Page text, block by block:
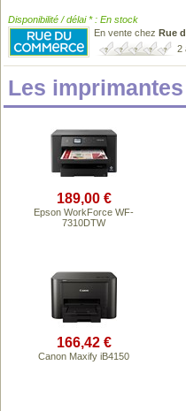
Disponibilité / délai * : En stock
En vente chez Rue
2
Les
189,00 €
Epson WorkForce WF-
7310DTW
166,42 €
Canon Maxify iB4150